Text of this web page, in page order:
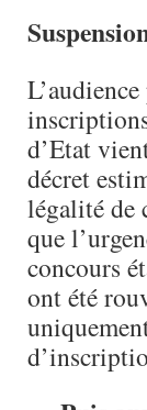
d’Etat
décret
légalité de
que
concours
ont été